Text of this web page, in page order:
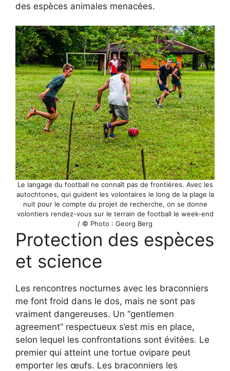
des espèces animales menacées.
Le langage du football ne connaît pas de frontières. Avec les
autochtones, qui guident les volontaires le long de la plage la
nuit pour le compte du projet de recherche, on se donne
volontiers rendez-vous sur le terrain de football le week-end
/ © Photo : Georg Berg
Protection des espèces
et science
Les rencontres nocturnes avec les braconniers
me font froid dans le dos, mais ne sont pas
vraiment dangereuses. Un “gentlemen
agreement” respectueux s’est mis en place,
selon lequel les confrontations sont évitées. Le
premier qui atteint une tortue ovipare peut
emporter les œufs. Les braconniers les